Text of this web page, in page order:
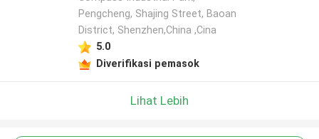
Pengcheng, Shajing Street, Baoan
District, Shenzhen,China ,Cina
5.0
Diverifikasi pemasok
Lihat Lebih